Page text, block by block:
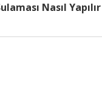
Nasıl Yapılır